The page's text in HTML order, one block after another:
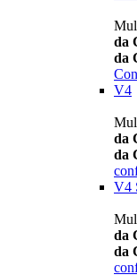
da
da
V4
da
da
V4
da
da